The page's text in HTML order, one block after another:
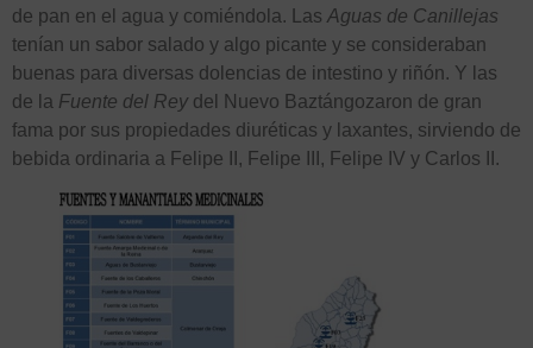
de pan en el agua y comiéndola. Las Aguas de Canillejas
tenían un sabor salado y algo picante y se consideraban
buenas para diversas dolencias de intestino y riñón. Y las
de la Fuente del Rey del Nuevo Baztángozaron de gran
fama por sus propiedades diuréticas y laxantes, sirviendo de
bebida ordinaria a Felipe II, Felipe III, Felipe IV y Carlos II.